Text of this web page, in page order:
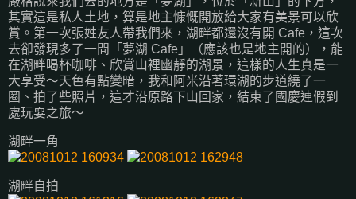
其實這是私人土地，算是地主慷慨開放給大家有美景可以欣
賞。第一次張姓友人帶我們來，湖畔都還沒有開 Cafe，這次
去卻發現多了一間「夢湖 Cafe」（應該也是地主開的），能
在湖畔喝杯咖啡、欣賞山裡幽靜的湖景，這樣的人生真是一
大享受～天色有點變暗，我和阿米沿著環湖的步道繞了一
圈、拍了些照片，這才沿原路下山回家，結束了國慶連假到
處玩耍之旅～
湖畔一角
湖畔自拍